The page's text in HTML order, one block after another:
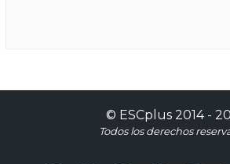
© ESCplus2014 -
Todos los derechos